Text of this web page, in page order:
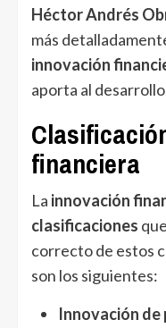
Héctor Andrés
más
innovación
aporta al
financiera
La innovación
clasificaciones
correcto de estos
son los siguientes:
Innovación